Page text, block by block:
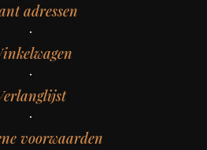
adressen
voorwaarden